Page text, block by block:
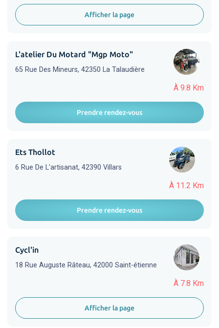
Afficher la page
À 9.8 Km
L'atelier Du Motard "Mgp Moto"
65 Rue Des Mineurs, 42350 La Talaudière
Prendre rendez-vous
À 11.2 Km
Ets Thollot
6 Rue De L'artisanat, 42390 Villars
Prendre rendez-vous
À 7.8 Km
Cycl'in
18 Rue Auguste Râteau, 42000 Saint-étienne
Afficher la page